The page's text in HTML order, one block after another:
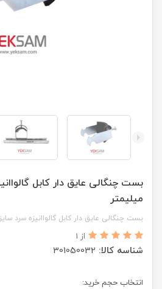
میلیمتر
بست چنگالی عایق دار کابل گالواانیزه سرد سایز 40-36 میلیمتر
از 1
شناسه کالا: 301050032
انتخاب حجم خرید: